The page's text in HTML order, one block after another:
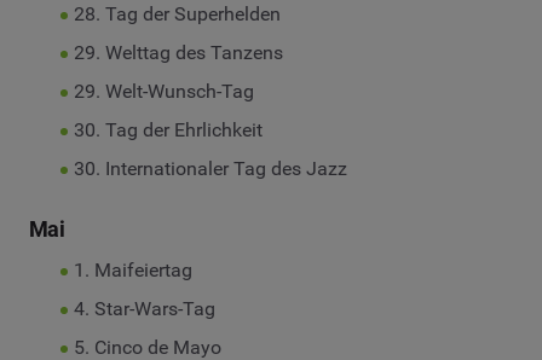
28. Tag der Superhelden
29. Welttag des Tanzens
29. Welt-Wunsch-Tag
30. Tag der Ehrlichkeit
30. Internationaler Tag des Jazz
Mai
1. Maifeiertag
4. Star-Wars-Tag
5. Cinco de Mayo